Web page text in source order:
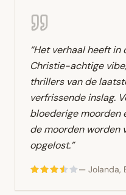
“Het verhaal heeft in
Christie-achtige
thrillers van de
verfrissende inslag.
bloederige moorden
de moorden worden
opgelost.”
— Jolanda,